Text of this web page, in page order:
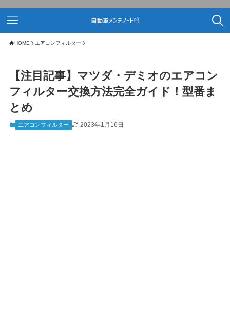
HOME エアコンフィルター
【注目記事】マツダ・デミオのエアコン
フィルター交換方法完全ガイド！型番ま
とめ
エアコンフィルター 2023年1月16日